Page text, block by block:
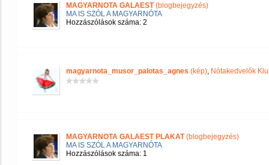
MAGYARNOTA GALAEST(blogbejegyzés)
MA IS SZÓL A MAGYARNÓTA
Hozzászólások száma: 2
magyarnota_musor_palotas_agnes (kép), Nótakedvelők
MAGYARNOTA GALAEST PLAKAT(blogbejegyzés)
MA IS SZÓL A MAGYARNÓTA
Hozzászólások száma: 1